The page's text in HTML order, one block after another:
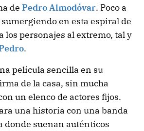
de Pedro Almodóvar. Poco a
en esta espiral de
los personajes al extremo, tal y
.
película sencilla en su
de la casa, sin mucha
un elenco de actores fijos.
una historia con una banda
donde suenan auténticos